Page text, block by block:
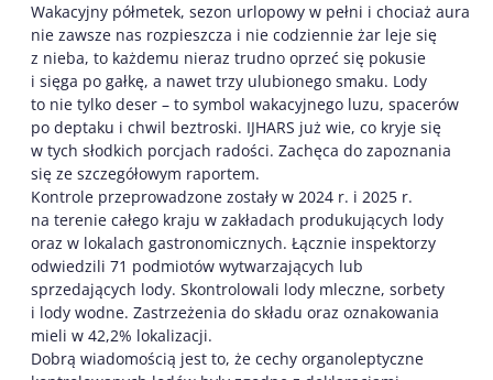
Wakacyjny półmetek, sezon urlopowy w pełni i chociaż aura
nie zawsze nas rozpieszcza i nie codziennie żar leje się
z nieba, to każdemu nieraz trudno oprzeć się pokusie
i sięga po gałkę, a nawet trzy ulubionego smaku. Lody
to nie tylko deser – to symbol wakacyjnego luzu, spacerów
po deptaku i chwil beztroski. IJHARS już wie, co kryje się
w tych słodkich porcjach radości. Zachęca do zapoznania
się ze szczegółowym raportem.
Kontrole przeprowadzone zostały w 2024 r. i 2025 r.
na terenie całego kraju w zakładach produkujących lody
oraz w lokalach gastronomicznych. Łącznie inspektorzy
odwiedzili 71 podmiotów wytwarzających lub
sprzedających lody. Skontrolowali lody mleczne, sorbety
i lody wodne. Zastrzeżenia do składu oraz oznakowania
mieli w 42,2% lokalizacji.
Dobrą wiadomością jest to, że cechy organoleptyczne